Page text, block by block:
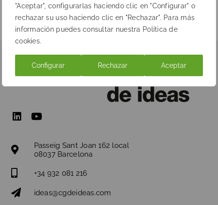
"Aceptar", configurarlas haciendo clic en "Configurar" o
rechazar su uso haciendo clic en "Rechazar". Para más
información puedes consultar nuestra Política de
cookies.
Configurar Rechazar Aceptar
Passeig Sant Joan 162 local
08037 Barcelona
+34 932 081 216
ideas@cgdeideas.com